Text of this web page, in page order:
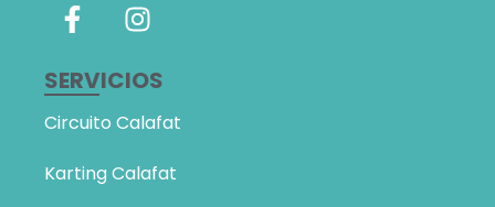
SERVICIOS
Circuito Calafat
Karting Calafat